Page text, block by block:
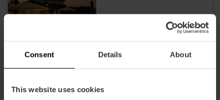
Consent Details About
This website uses cookies